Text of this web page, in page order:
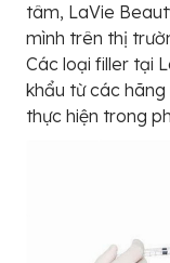
tâm, LaVie
mình trên thị
Các loại filler tại
khẩu từ các
thực hiện trong